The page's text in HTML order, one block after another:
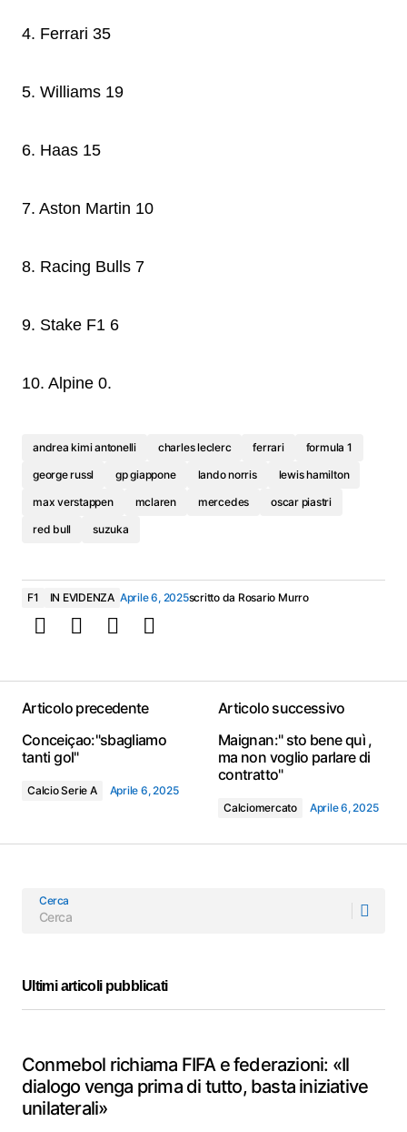
4. Ferrari 35
5. Williams 19
6. Haas 15
7. Aston Martin 10
8. Racing Bulls 7
9. Stake F1 6
10. Alpine 0.
andrea kimi antonelli charles leclerc ferrari
formula 1
george russl
gp giappone lando norris
lewis hamilton
max verstappen
mclaren mercedes
oscar piastri
red bull
suzuka
F1 IN EVIDENZA Aprile 6, 2025scritto da Rosario Murro
Articolo precedente
Conceiçao:"sbagliamo
tanti gol"
Calcio Serie A Aprile 6, 2025
Articolo successivo
Maignan:" sto bene quì ,
ma non voglio parlare di
contratto"
Calciomercato Aprile 6, 2025
Cerca
Ultimi articoli pubblicati
Conmebol richiama FIFA e federazioni: «Il
dialogo venga prima di tutto, basta iniziative
unilaterali»